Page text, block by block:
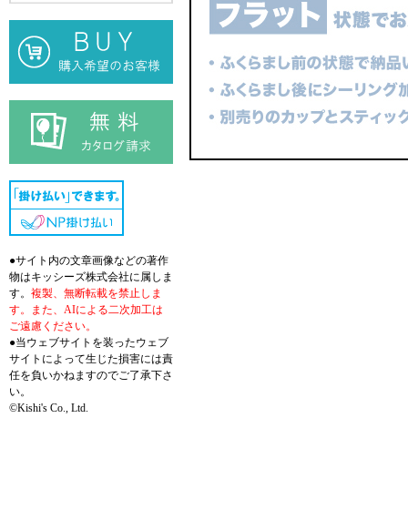
●サイト内の文章画像などの著作
物はキッシーズ株式会社に属しま
す。 複製、無断転載を禁止しま
す。また、AIによる二次加工は
ご遠慮ください。
●当ウェブサイトを装ったウェブ
サイトによって生じた損害には責
任を負いかねますのでご了承下さ
い。
©Kishi's Co., Ltd.